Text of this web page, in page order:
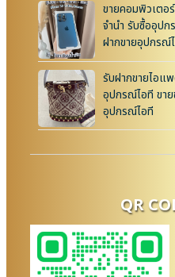
ขายคอมพิวเตอ
จำนำ รับซื้ออุป
ฝากขายอุปกรณ์
รับฝากขายไอแ
อุปกรณ์ไอที ขา
อุปกรณ์ไอที
QR